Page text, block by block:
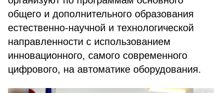
общего и дополнительного образования
естественно-научной и технологической
направленности с использованием
инновационного, самого современного
цифрового, на автоматике оборудования.